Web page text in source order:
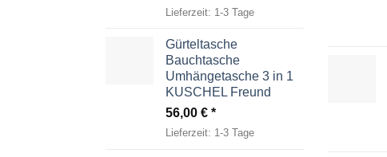
Lieferzeit: 1-3 Tage
Gürteltasche
Bauchtasche
Umhängetasche 3 in 1
KUSCHEL Freund
56,00 €
Lieferzeit: 1-3 Tage